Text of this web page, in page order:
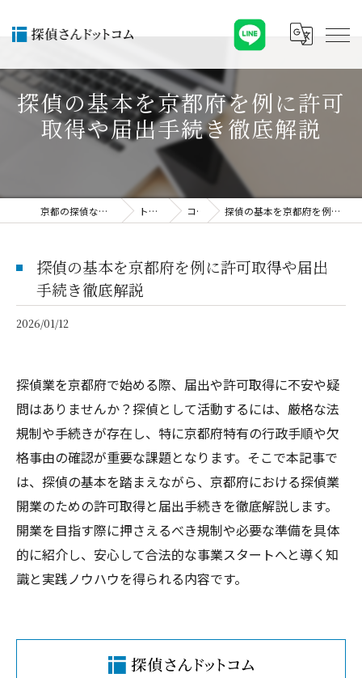
探偵の基本を京都府を例に許可
取得や届出手続き徹底解説
京都の探偵なら探偵さんドットコム トピックス コラム 探偵の基本を京都府を例に許可取得や届出手続き徹底解説
探偵の基本を京都府を例に許可取得や届出
手続き徹底解説
2026/01/12
探偵業を京都府で始める際、届出や許可取得に不安や疑
問はありませんか？探偵として活動するには、厳格な法
規制や手続きが存在し、特に京都府特有の行政手順や欠
格事由の確認が重要な課題となります。そこで本記事で
は、探偵の基本を踏まえながら、京都府における探偵業
開業のための許可取得と届出手続きを徹底解説します。
開業を目指す際に押さえるべき規制や必要な準備を具体
的に紹介し、安心して合法的な事業スタートへと導く知
識と実践ノウハウを得られる内容です。